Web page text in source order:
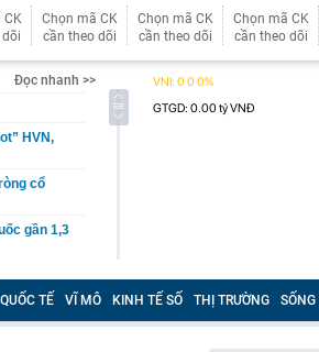
CK
Chọn mã CK
cần theo dõi
Chọn mã CK
cần theo dõi
Chọn mã CK
cần theo dõi
Đọc nhanh >>
HVN,
cổ
gần 1,3
3 tháng
TẾ VĨ MÔ KINH TẾ SỐ THỊ TRƯỜNG SỐNG